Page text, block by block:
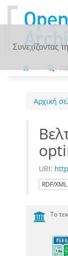
Συνεχίζοντας
Αρχική
URI:
RDF/XML
Το